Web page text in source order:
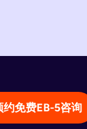
约免费EB-5咨询